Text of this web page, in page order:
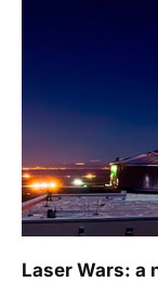
Laser Wars: a